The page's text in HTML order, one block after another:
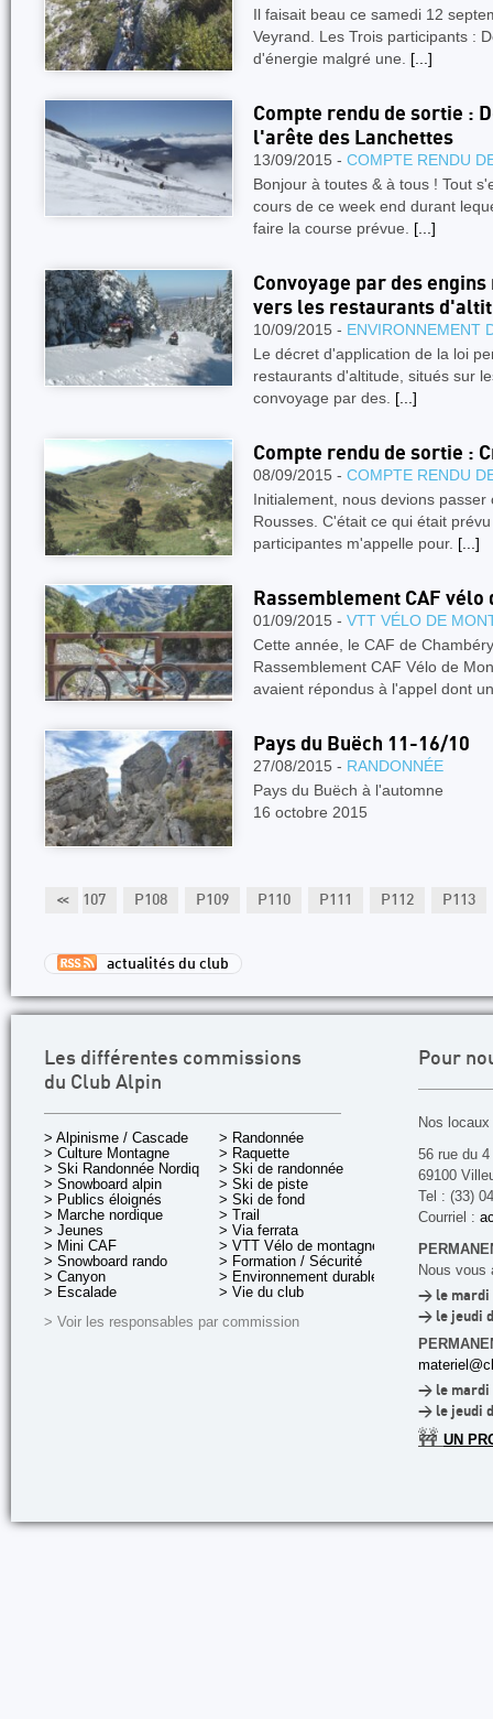
Il faisait beau ce samedi 12
Veyrand. Les Trois participants :
d'énergie malgré une. [...]
Compte rendu de sortie :
l'arête des Lanchettes
13/09/2015 - COMPTE RENDU
Bonjour à toutes & à tous ! Tout
cours de ce week end durant
faire la course prévue. [...]
Convoyage par des
vers les restaurants
10/09/2015 - ENVIRONNEMENT
Le décret d'application de la loi
restaurants d'altitude, situés sur
convoyage par des. [...]
Compte rendu de sortie :
08/09/2015 - COMPTE RENDU
Initialement, nous devions
Rousses. C'était ce qui était
participantes m'appelle pour. [...]
Rassemblement CAF vélo
01/09/2015 - VTT VÉLO DE
Cette année, le CAF de
Rassemblement CAF Vélo de
avaient répondus à l'appel dont
Pays du Buëch 11-16/10
27/08/2015 - RANDONNÉE
Pays du Buëch à
16 octobre
<< P107 P108 P109 P110 P111 P112 P113
actualités du club
Les différentes commissions
du Club Alpin
> Alpinisme / Cascade
> Culture Montagne
> Ski Randonnée Nordique
> Snowboard alpin
> Publics éloignés
> Marche nordique
> Jeunes
> Mini CAF
> Snowboard rando
> Canyon
> Escalade
> Randonnée
> Raquette
> Ski de randonnée
> Ski de piste
> Ski de fond
> Trail
> Via ferrata
> VTT Vélo de montagne
> Formation / Sécurité
> Environnement durable
> Vie du club
> Voir les responsables par commission
Pour
Nos
56 rue du
69100
Tel : (33)
Courriel :
Nous vous
> le mardi
> le jeudi
> le mardi
> le jeudi
🚧 UN